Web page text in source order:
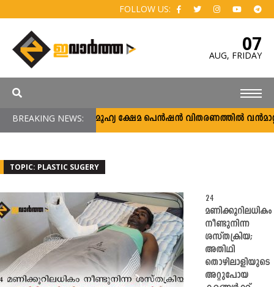
FOLLOW US:
07
AUG, FRIDAY
BREAKING NEWS:സാമൂഹ്യ ക്ഷേമ പെൻഷൻ വിതരണത്തിൽ വൻമാറ്റം;
TOPIC: PLASTIC SUGERY
24
മണിക്കൂറിലധികം
നീണ്ടുനിന്ന
ശസ്തക്രിയ;
അതിഥി
തൊഴിലാളിയുടെ
അറ്റുപോയ